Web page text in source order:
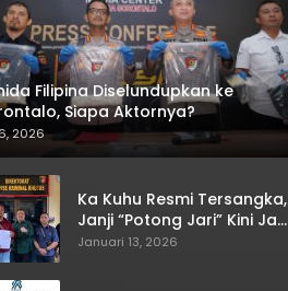
Filipina Diselundupkan ke
Siapa Aktornya?
2026
Ka Kuhu Resmi Tersangka,
Janji “Potong Jari” Kini Jadi
Bumerang
Januari 13, 2026